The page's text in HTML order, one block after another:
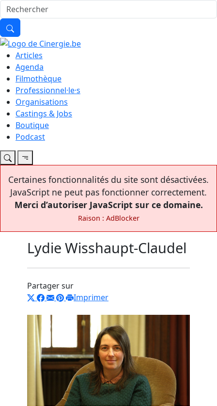
Articles
Agenda
Filmothèque
Professionnel·le·s
Organisations
Castings & Jobs
Boutique
Podcast
Certaines fonctionnalités du site sont désactivées.
JavaScript ne peut pas fonctionner correctement.
Merci d’autoriser JavaScript sur ce domaine.
Raison : AdBlocker
Lydie Wisshaupt-Claudel
Partager sur
Imprimer